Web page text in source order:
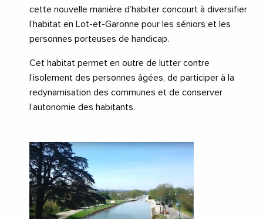
cette nouvelle manière d’habiter concourt à diversifier
l’habitat en Lot-et-Garonne pour les séniors et les
personnes porteuses de handicap.
Cet habitat permet en outre de lutter contre
l’isolement des personnes âgées, de participer à la
redynamisation des communes et de conserver
l’autonomie des habitants.